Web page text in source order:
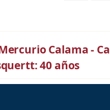
Calama -
40 años